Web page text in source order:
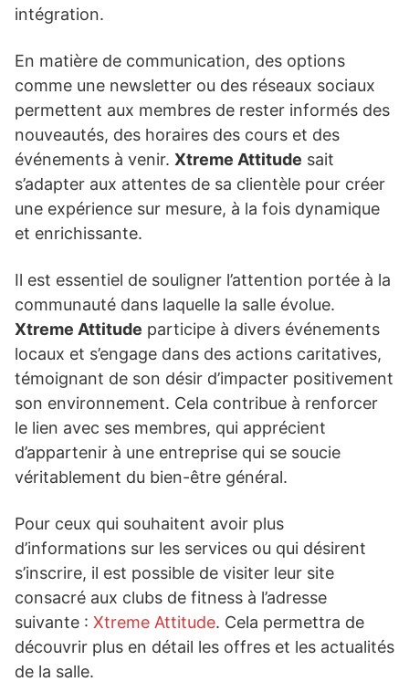
intégration.
En matière de communication, des options
comme une newsletter ou des réseaux sociaux
permettent aux membres de rester informés des
nouveautés, des horaires des cours et des
événements à venir. Xtreme Attitude sait
s’adapter aux attentes de sa clientèle pour créer
une expérience sur mesure, à la fois dynamique
et enrichissante.
Il est essentiel de souligner l’attention portée à la
communauté dans laquelle la salle évolue.
Xtreme Attitude participe à divers événements
locaux et s’engage dans des actions caritatives,
témoignant de son désir d’impacter positivement
son environnement. Cela contribue à renforcer
le lien avec ses membres, qui apprécient
d’appartenir à une entreprise qui se soucie
véritablement du bien-être général.
Pour ceux qui souhaitent avoir plus
d’informations sur les services ou qui désirent
s’inscrire, il est possible de visiter leur site
consacré aux clubs de fitness à l’adresse
suivante : Xtreme Attitude. Cela permettra de
découvrir plus en détail les offres et les actualités
de la salle.